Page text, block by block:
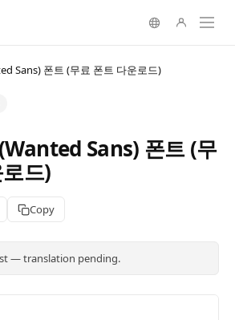
Sans) 폰트 (무료 폰트 다운로드)
Sans) 폰트 (무
드)
Copy
— translation pending.